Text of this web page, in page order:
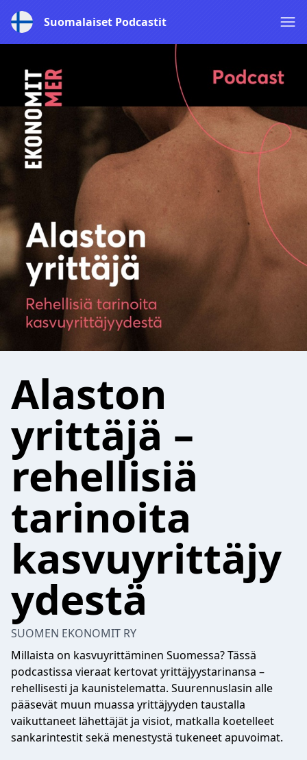
Suomalaiset Podcastit
Alaston
yrittäjä –
rehellisiä
tarinoita
kasvuyrittäjy
ydestä
SUOMEN EKONOMIT RY
Millaista on kasvuyrittäminen Suomessa? Tässä
podcastissa vieraat kertovat yrittäjyystarinansa –
rehellisesti ja kaunistelematta. Suurennuslasin alle
pääsevät muun muassa yrittäjyyden taustalla
vaikuttaneet lähettäjät ja visiot, matkalla koetelleet
sankarintestit sekä menestystä tukeneet apuvoimat.